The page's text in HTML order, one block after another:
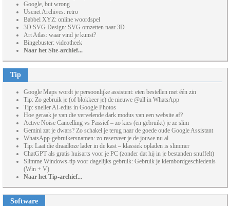
Google, but wrong
Usenet Archives: retro
Babbel XYZ: online woordspel
3D SVG Design: SVG omzetten naar 3D
Art Atlas: waar vind je kunst?
Bingebuster: videotheek
Naar het Site-archief...
Tip
Google Maps wordt je persoonlijke assistent: eten bestellen met één zin
Tip: Zo gebruik je (of blokkeer je) de nieuwe @all in WhatsApp
Tip: sneller AI-edits in Google Photos
Hoe geraak je van die vervelende dark modus van een website af?
Active Noise Cancelling vs Passief – zo kies (en gebruikt) je ze slim
Gemini zat je dwars? Zo schakel je terug naar de goede oude Google Assistant
WhatsApp-gebruikersnamen: zo reserveer je de jouwe nu al
Tip: Laat die draadloze lader in de kast – klassiek opladen is slimmer
ChatGPT als gratis huisarts voor je PC (zonder dat hij in je bestanden snuffelt)
Slimme Windows-tip voor dagelijks gebruik: Gebruik je klembordgeschiedenis
(Win + V)
Naar het Tip-archief...
Software